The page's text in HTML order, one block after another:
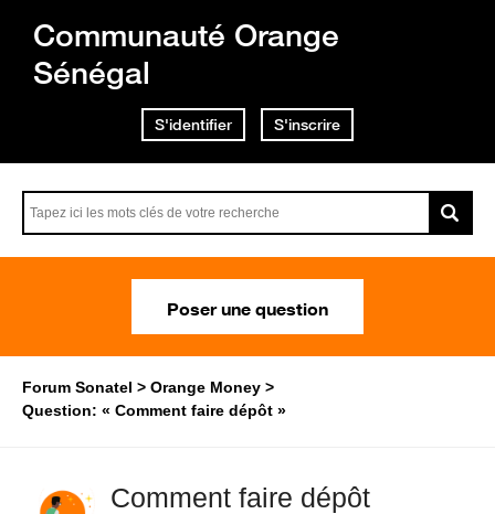
Communauté Orange
Sénégal
S'identifier S'inscrire
Poser une question
Forum Sonatel
Orange Money
Question: « Comment faire dépôt »
Comment faire dépôt